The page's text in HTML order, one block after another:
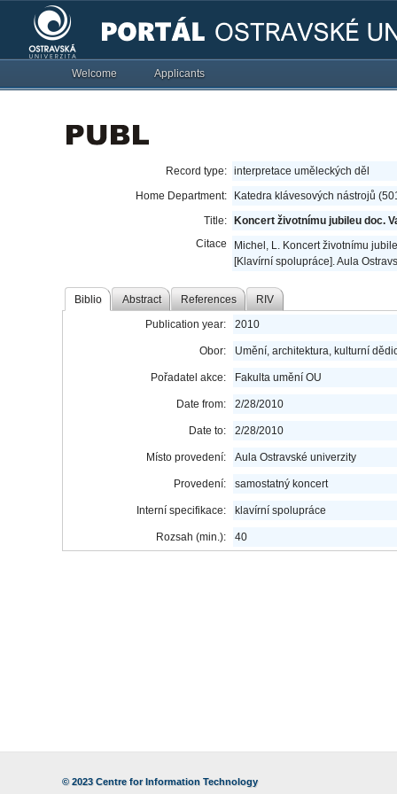
Welcome Applicants
Record type: interpretace uměleckých děl
Home Department:
Katedra klávesových nástrojů
Title:
Koncert životnímu jubileu doc.
Citace
Michel, L. Koncert životnímu
[Klavírní spolupráce]. Aula
Biblio Abstract References RIV
Publication year: 2010
Obor: Umění, architektura, kulturní
Pořadatel akce: Fakulta umění OU
Date from: 2/28/2010
Date to: 2/28/2010
Místo provedení: Aula Ostravské univerzity
Provedení: samostatný koncert
Interní specifikace: klavírní spolupráce
Rozsah (min.): 40
© 2023 Centre for Information Technology